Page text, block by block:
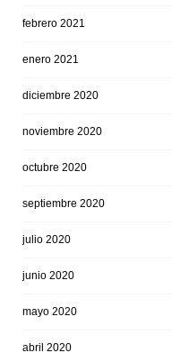
febrero 2021
enero 2021
diciembre 2020
noviembre 2020
octubre 2020
septiembre 2020
julio 2020
junio 2020
mayo 2020
abril 2020